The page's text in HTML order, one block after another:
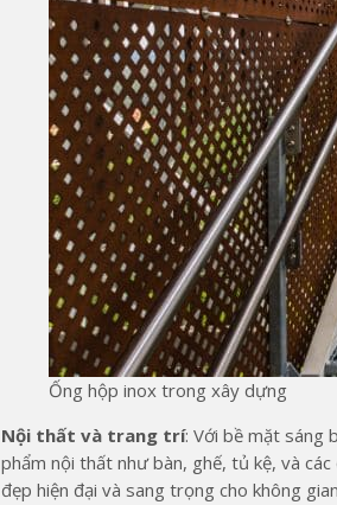
Ống hộp inox trong xây dựng
Nội thất và trang trí: Với bề mặt sáng
phẩm nội thất như bàn, ghế, tủ kệ, và
đẹp hiện đại và sang trọng cho không